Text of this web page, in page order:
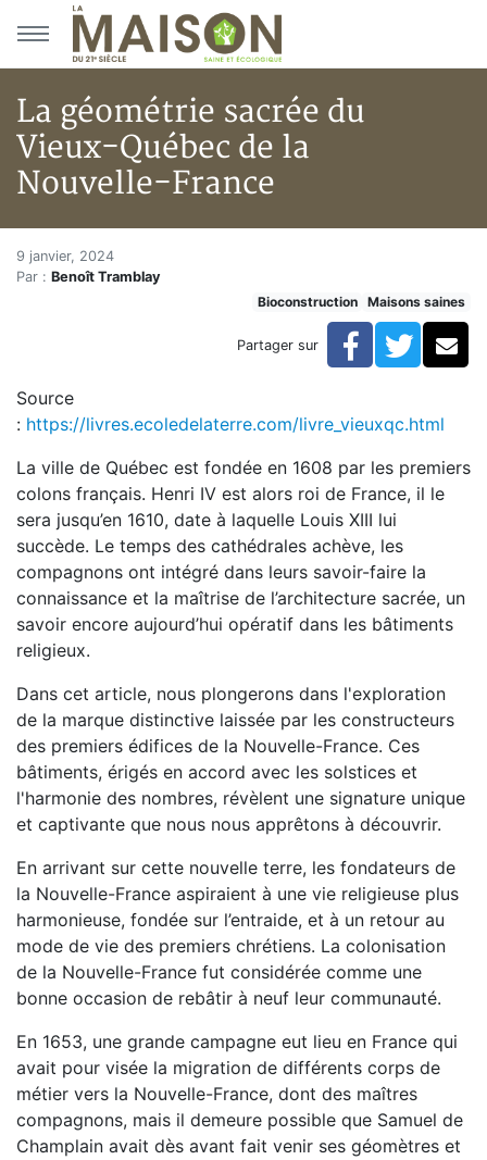
Aller au menu principal
Aller au contenu principal
La géométrie sacrée du
Vieux-Québec de la
Nouvelle-France
Accueil
Articles
Hypersensibilités environnementales
La géométrie sacrée du Vieux-Québec de la
La géométrie sacrée du
9 janvier, 2024
Par : Benoît Tramblay
Bioconstruction
Maisons saines
Partager sur Facebook
Source
: https://livres.ecoledelaterre.com/livre_vieuxqc.html
La ville de Québec est fondée en 1608 par les premiers
colons français. Henri IV est alors roi de France, il le
sera jusqu’en 1610, date à laquelle Louis XIII lui
succède. Le temps des cathédrales achève, les
compagnons ont intégré dans leurs savoir-faire la
connaissance et la maîtrise de l’architecture sacrée, un
savoir encore aujourd’hui opératif dans les bâtiments
religieux.
Dans cet article, nous plongerons dans l'exploration
de la marque distinctive laissée par les constructeurs
des premiers édifices de la Nouvelle-France. Ces
bâtiments, érigés en accord avec les solstices et
l'harmonie des nombres, révèlent une signature unique
et captivante que nous nous apprêtons à découvrir.
En arrivant sur cette nouvelle terre, les fondateurs de
la Nouvelle-France aspiraient à une vie religieuse plus
harmonieuse, fondée sur l’entraide, et à un retour au
mode de vie des premiers chrétiens. La colonisation
de la Nouvelle-France fut considérée comme une
bonne occasion de rebâtir à neuf leur communauté.
En 1653, une grande campagne eut lieu en France qui
avait pour visée la migration de différents corps de
métier vers la Nouvelle-France, dont des maîtres
compagnons, mais il demeure possible que Samuel de
Champlain avait dès avant fait venir ses géomètres et